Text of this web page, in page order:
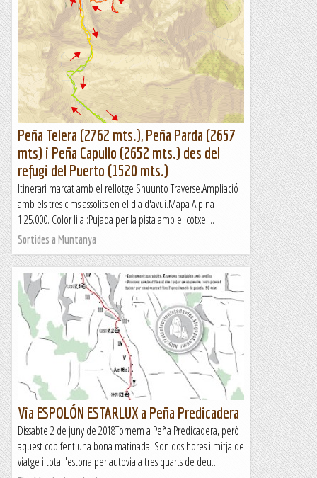
Peña Telera (2762 mts.), Peña Parda (2657
mts) i Peña Capullo (2652 mts.) des del
refugi del Puerto (1520 mts.)
Itinerari marcat amb el rellotge Shuunto Traverse.Ampliació
amb els tres cims assolits en el dia d'avui.Mapa Alpina
1:25.000. Color lila :Pujada per la pista amb el cotxe....
Sortides a Muntanya
Via ESPOLÓN ESTARLUX a Peña Predicadera
Dissabte 2 de juny de 2018Tornem a Peña Predicadera, però
aquest cop fent una bona matinada. Son dos hores i mitja de
viatge i tota l'estona per autovia.a tres quarts de deu...